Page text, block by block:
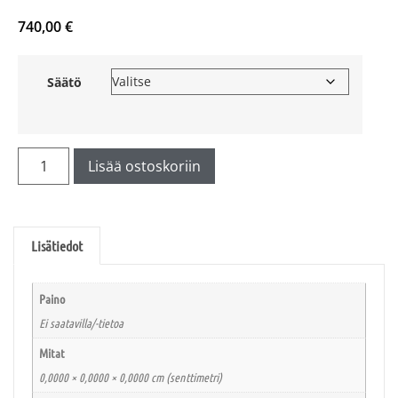
740,00€
Säätö
Lisää ostoskoriin
Lisätiedot
Paino
Ei saatavilla/-tietoa
Mitat
0,0000 × 0,0000 × 0,0000 cm (senttimetri)